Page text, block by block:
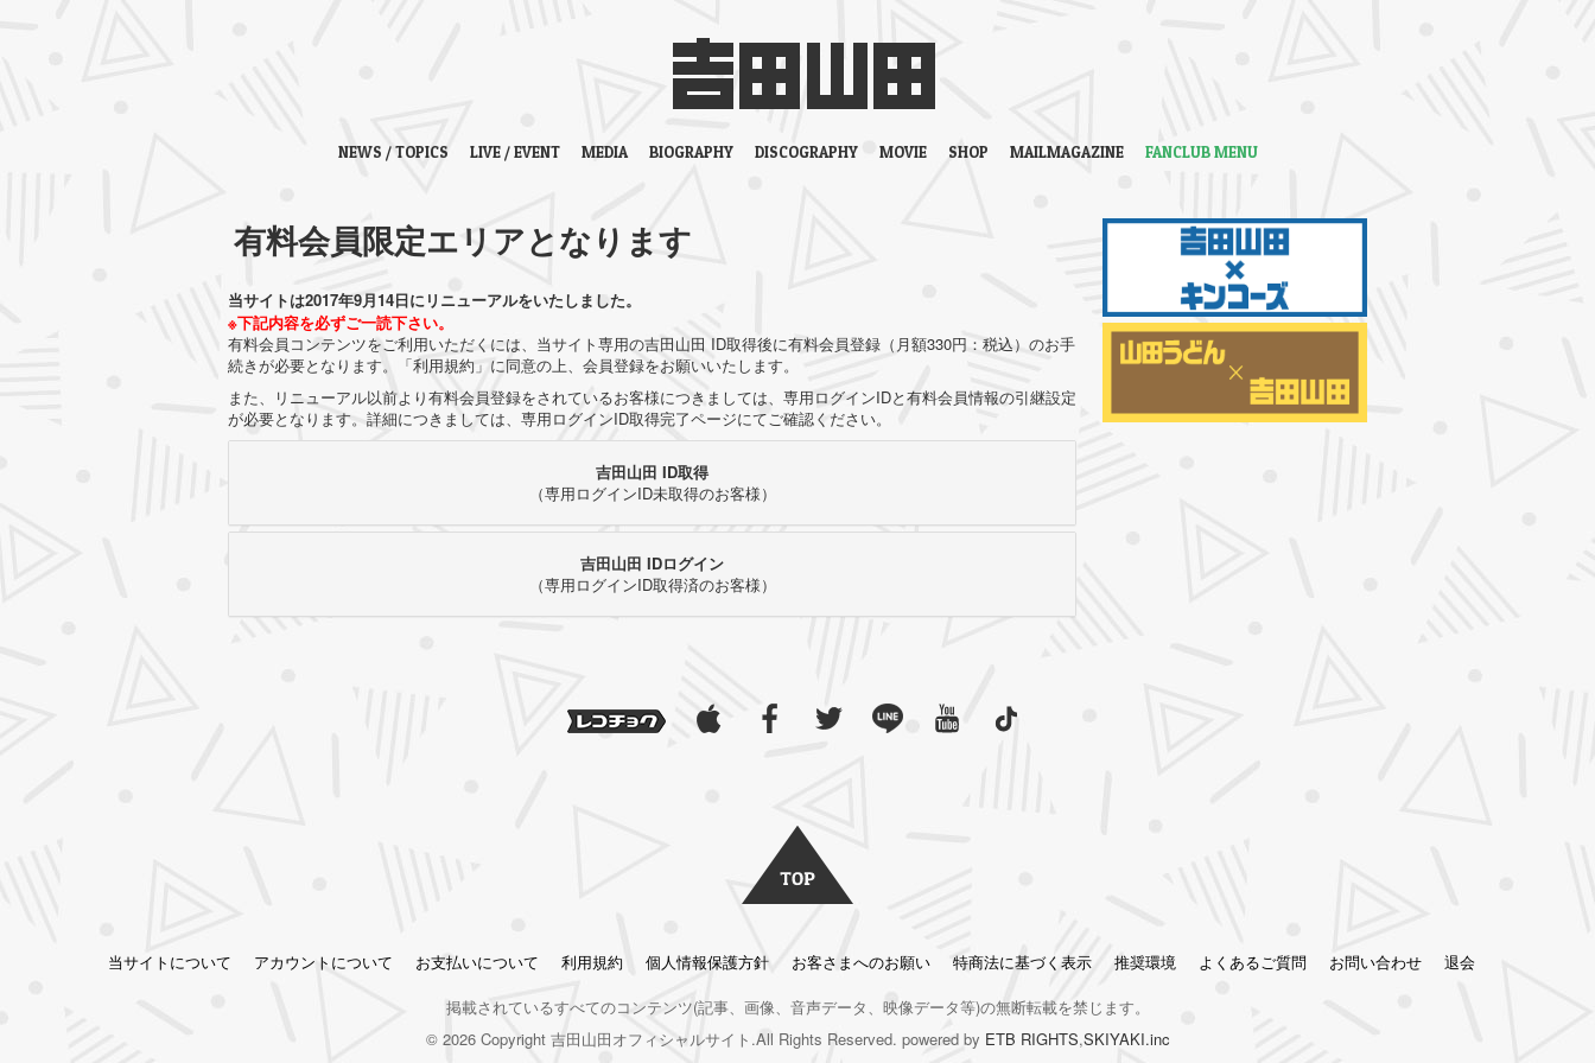
NEWS / TOPICS LIVE / EVENT MEDIA BIOGRAPHY DISCOGRAPHY MOVIE SHOP MAILMAGAZINE FANCLUB MENU
有料会員限定エリアとなります
当サイトは2017年9月14日にリニューアルをいたしました。
※下記内容を必ずご一読下さい。
有料会員コンテンツをご利用いただくには、当サイト専用の吉田山田 ID取得後に有料会員登録（月額330円：税込）のお手
続きが必要となります。「利用規約」に同意の上、会員登録をお願いいたします。
また、リニューアル以前より有料会員登録をされているお客様につきましては、専用ログインIDと有料会員情報の引継設定
が必要となります。詳細につきましては、専用ログインID取得完了ページにてご確認ください。
吉田山田 ID取得
（専用ログインID未取得のお客様）
吉田山田 IDログイン
（専用ログインID取得済のお客様）
当サイトについて アカウントについて お支払いについて 利用規約 個人情報保護方針 お客さまへのお願い 特商法に基づく表示 推奨環境 よくあるご質問 お問い合わせ
退会
掲載されているすべてのコンテンツ(記事、画像、音声データ、映像データ等)の無断転載を禁じます。
© 2026 Copyright 吉田山田オフィシャルサイト.All Rights Reserved. powered by ETB RIGHTS,SKIYAKI.inc